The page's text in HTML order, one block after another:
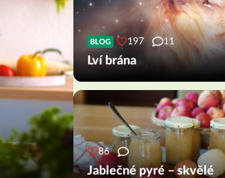
BLOG 197 11
Lví brána
86
Jablečné pyré – skvělé